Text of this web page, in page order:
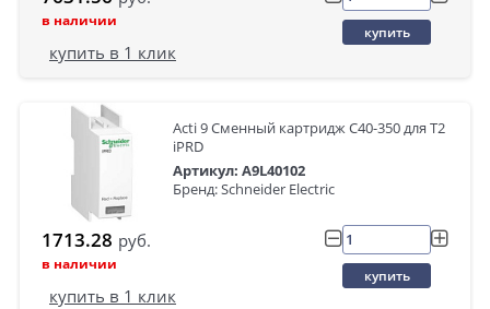
в наличии
купить
купить в 1 клик
Acti 9 Сменный картридж C40-350 для Т2
iPRD
Артикул: A9L40102
Бренд: Schneider Electric
1713.28 руб.
в наличии
купить
купить в 1 клик